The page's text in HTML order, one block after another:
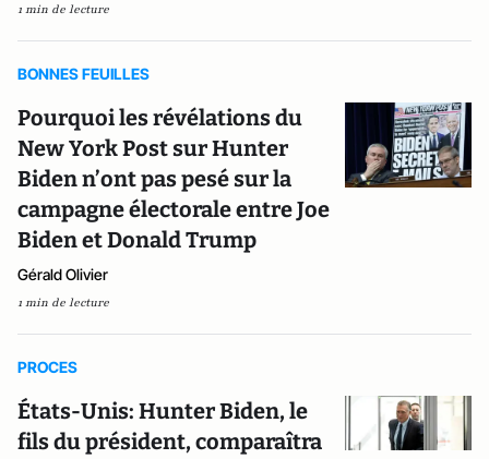
1 min de lecture
BONNES FEUILLES
Pourquoi les révélations du
New York Post sur Hunter
Biden n’ont pas pesé sur la
campagne électorale entre Joe
Biden et Donald Trump
Gérald Olivier
1 min de lecture
PROCES
États-Unis: Hunter Biden, le
fils du président, comparaîtra